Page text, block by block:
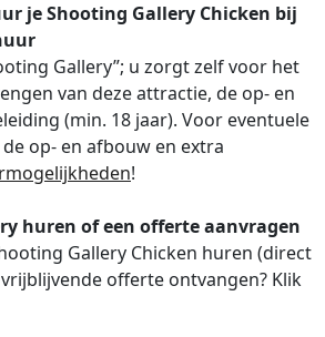
je Shooting Gallery Chicken bij
Gallery”; u zorgt zelf voor het
van deze attractie, de op- en
(min. 18 jaar). Voor eventuele
op- en afbouw en extra
!
huren of een offerte aanvragen
Gallery Chicken huren (direct
offerte ontvangen? Klik